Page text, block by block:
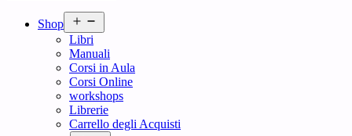
Shop
menu
Libri
Manuali
Corsi in Aula
Corsi Online
workshops
Librerie
Carrello degli Acquisti